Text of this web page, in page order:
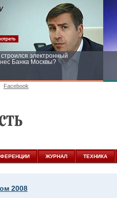
строился электронный
Банка Москвы?
Facebook
ЖУРНАЛ ТЕХНИКА
2008